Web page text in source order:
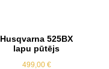
Husqvarna 525BX
lapu pūtējs
499,00 €